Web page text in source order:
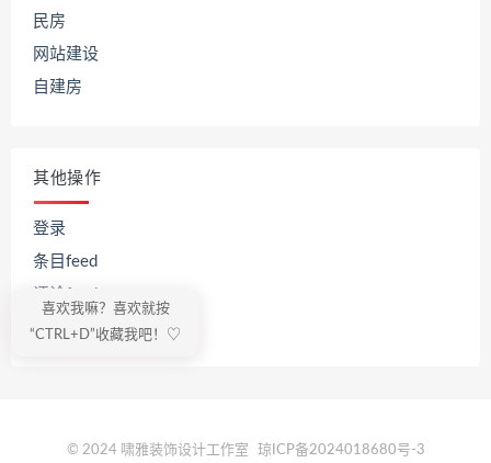
民房
网站建设
自建房
其他操作
登录
条目feed
WordPress.org
© 2024 啸雅装饰设计工作室 琼ICP备2024018680号-3
喜欢我嘛？喜欢就按
“CTRL+D”收藏我吧！♡